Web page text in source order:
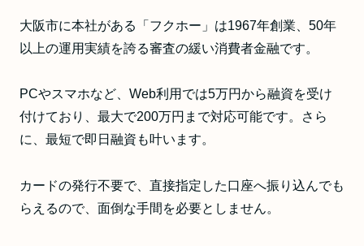
大阪市に本社がある「フクホー」は1967年創業、50年
以上の運用実績を誇る審査の緩い消費者金融です。
PCやスマホなど、Web利用では5万円から融資を受け
付けており、最大で200万円まで対応可能です。さら
に、最短で即日融資も叶います。
カードの発行不要で、直接指定した口座へ振り込んでも
らえるので、面倒な手間を必要としません。